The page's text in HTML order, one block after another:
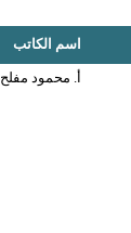
اسم الكاتب
أ. محمود مفلح